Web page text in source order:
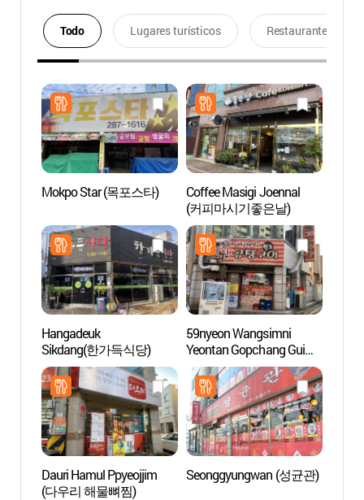
Todo Lugares turísticos Restaurantes
Mokpo Star (목포스타)
Coffee Masigi Joennal
(커피마시기좋은날)
Hangadeuk
Sikdang(한가득식당)
59nyeon Wangsimni
Yeontan Gopchang Gui
(59년왕십리연탄곱창구
이)
Dauri Hamul Ppyeojjim
(다우리 해물뼈찜)
Seonggyungwan (성균관)